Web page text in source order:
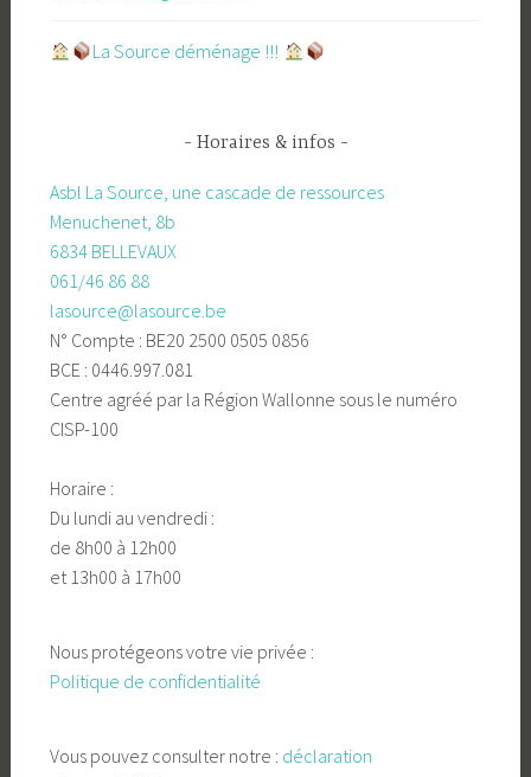
​La Source déménage !!!
Horaires & infos
Asbl La Source, une cascade de ressources
Menuchenet, 8b
6834 BELLEVAUX
061/46 86 88
lasource@lasource.be
N° Compte : BE20 2500 0505 0856
BCE : 0446.997.081
Centre agréé par la Région Wallonne sous le numéro
CISP-100
Horaire :
Du lundi au vendredi :
de 8h00 à 12h00
et 13h00 à 17h00
Nous protégeons votre vie privée :
Politique de confidentialité
Vous pouvez consulter notre : déclaration